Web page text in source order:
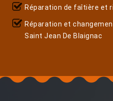
Réparation de faîtière et
Réparation et
Saint Jean De Blaignac